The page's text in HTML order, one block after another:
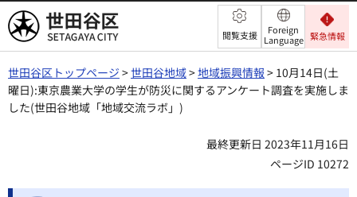
世田谷区 閲覧支援
Foreign
Language 緊急情報
世田谷区トップページ >世田谷地域>地域振興情報 > 10月14日(土
曜日):東京農業大学の学生が防災に関するアンケート調査を実施しま
した(世田谷地域「地域交流ラボ」)
最終更新日 2023年11月16日
ページID 10272